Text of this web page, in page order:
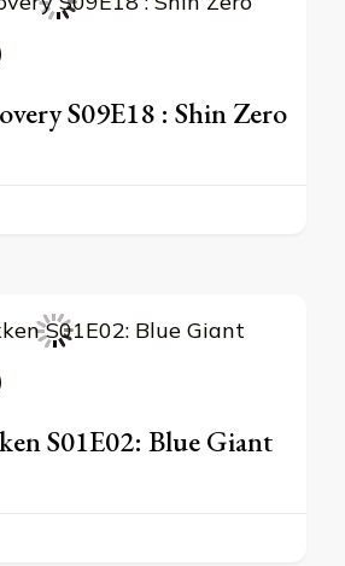
S09E18 : Shin Zero
S01E02: Blue Giant